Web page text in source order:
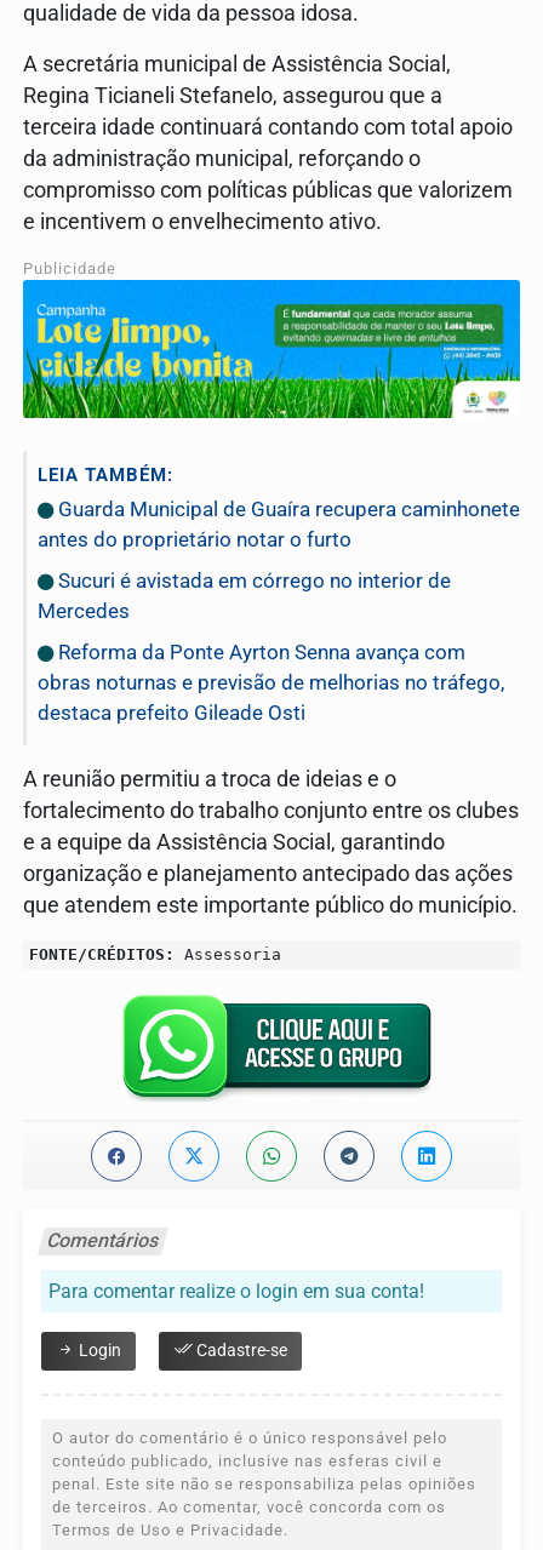
qualidade de vida da pessoa idosa.
A secretária municipal de Assistência Social,
Regina Ticianeli Stefanelo, assegurou que a
terceira idade continuará contando com total apoio
da administração municipal, reforçando o
compromisso com políticas públicas que valorizem
e incentivem o envelhecimento ativo.
Publicidade
LEIA TAMBÉM:
Guarda Municipal de Guaíra recupera caminhonete
antes do proprietário notar o furto
Sucuri é avistada em córrego no interior de
Mercedes
Reforma da Ponte Ayrton Senna avança com
obras noturnas e previsão de melhorias no tráfego,
destaca prefeito Gileade Osti
A reunião permitiu a troca de ideias e o
fortalecimento do trabalho conjunto entre os clubes
e a equipe da Assistência Social, garantindo
organização e planejamento antecipado das ações
que atendem este importante público do município.
FONTE/CRÉDITOS: Assessoria
Comentários
Para comentar realize o login em sua conta!
Login Cadastre-se
O autor do comentário é o único responsável pelo
conteúdo publicado, inclusive nas esferas civil e
penal. Este site não se responsabiliza pelas opiniões
de terceiros. Ao comentar, você concorda com os
Termos de Uso e Privacidade.